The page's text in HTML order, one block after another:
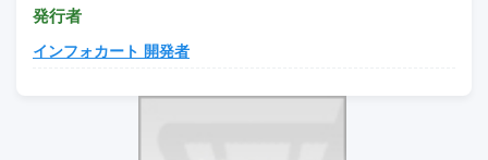
発行者
インフォカート 開発者